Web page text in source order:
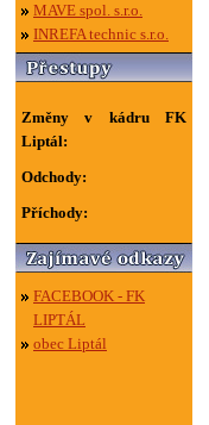
MAVE spol. s.r.o.
INREFA technic s.r.o.
Změny v kádru FK
Liptál:
Odchody:
Příchody:
FACEBOOK - FK
LIPTÁL
obec Liptál